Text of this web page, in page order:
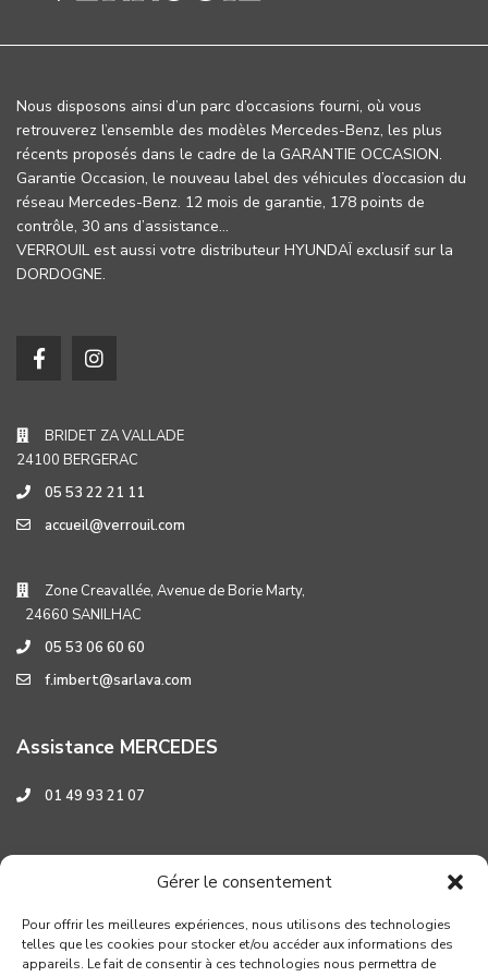
Gérer le consentement
Pour offrir les meilleures expériences, nous utilisons des technologies
telles que les cookies pour stocker et/ou accéder aux informations des
appareils. Le fait de consentir à ces technologies nous permettra de
Nous disposons ainsi d’un parc d’occasions fourni, où vous
retrouverez l’ensemble des modèles Mercedes-Benz, les plus
récents proposés dans le cadre de la GARANTIE OCCASION.
Garantie Occasion, le nouveau label des véhicules d’occasion du
réseau Mercedes-Benz. 12 mois de garantie, 178 points de
contrôle, 30 ans d’assistance…
VERROUIL est aussi votre distributeur HYUNDAÏ exclusif sur la
DORDOGNE.
BRIDET ZA VALLADE
24100 BERGERAC
05 53 22 21 11
accueil@verrouil.com
Zone Creavallée, Avenue de Borie Marty,
24660 SANILHAC
05 53 06 60 60
f.imbert@sarlava.com
Assistance MERCEDES
01 49 93 21 07
Assistance HYUNDAI